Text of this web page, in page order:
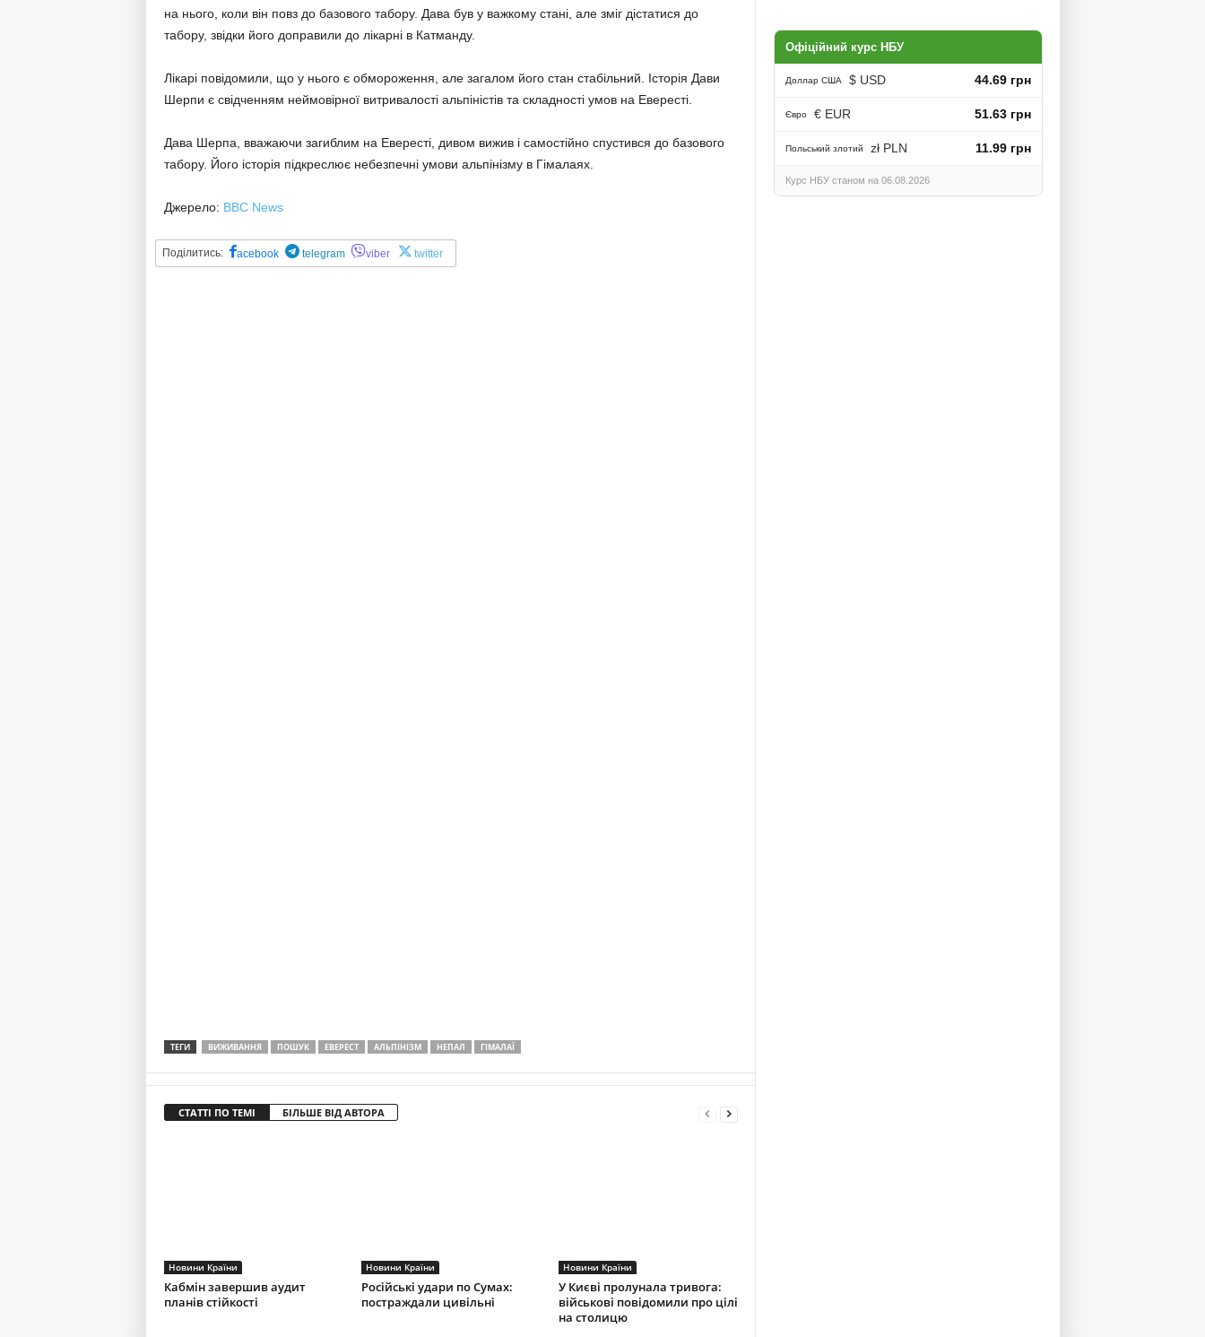
на нього, коли він повз до базового табору. Дава був у важкому стані, але зміг дістатися до
табору, звідки його доправили до лікарні в Катманду.
Лікарі повідомили, що у нього є обмороження, але загалом його стан стабільний. Історія Дави
Шерпи є свідченням неймовірної витривалості альпіністів та складності умов на Евересті.
Дава Шерпа, вважаючи загиблим на Евересті, дивом вижив і самостійно спустився до базового
табору. Його історія підкреслює небезпечні умови альпінізму в Гімалаях.
Джерело: BBC News
Поділитись: acebook telegram viber twitter
ТЕГИ ВИЖИВАННЯ ПОШУК ЕВЕРЕСТ АЛЬПІНІЗМ НЕПАЛ ГІМАЛАЇ
СТАТТІ ПО ТЕМІ БІЛЬШЕ ВІД АВТОРА
Новини Країни
Кабмін завершив аудит
планів стійкості
Новини Країни
Російські удари по Сумах:
постраждали цивільні
Новини Країни
У Києві пролунала тривога:
військові повідомили про цілі
на столицю
Офіційний курс НБУ
Доллар США $ USD 44.69 грн
Євро € EUR 51.63 грн
Польський злотий zł PLN 11.99 грн
Курс НБУ станом на 06.08.2026